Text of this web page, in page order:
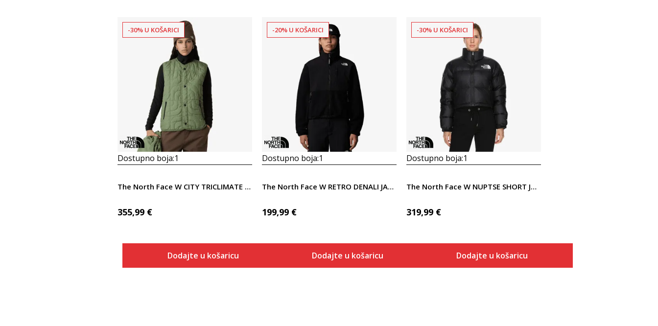
-30% U KOŠARICI
Dostupno boja:1
The North Face W CITY TRICLIMATE PARKA
355,99 €
Dodajte u košaricu
-20% U KOŠARICI
Dostupno boja:1
The North Face W RETRO DENALI JACKET
199,99 €
Dodajte u košaricu
-30% U KOŠARICI
Dostupno boja:1
The North Face W NUPTSE SHORT JACKET
319,99 €
Dodajte u košaricu